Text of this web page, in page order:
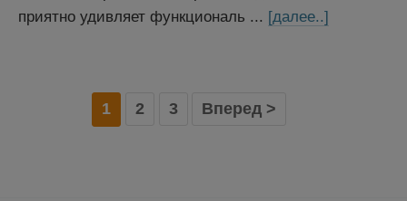
приятно удивляет функциональ ... [далее..]
1 2 3 Вперед >